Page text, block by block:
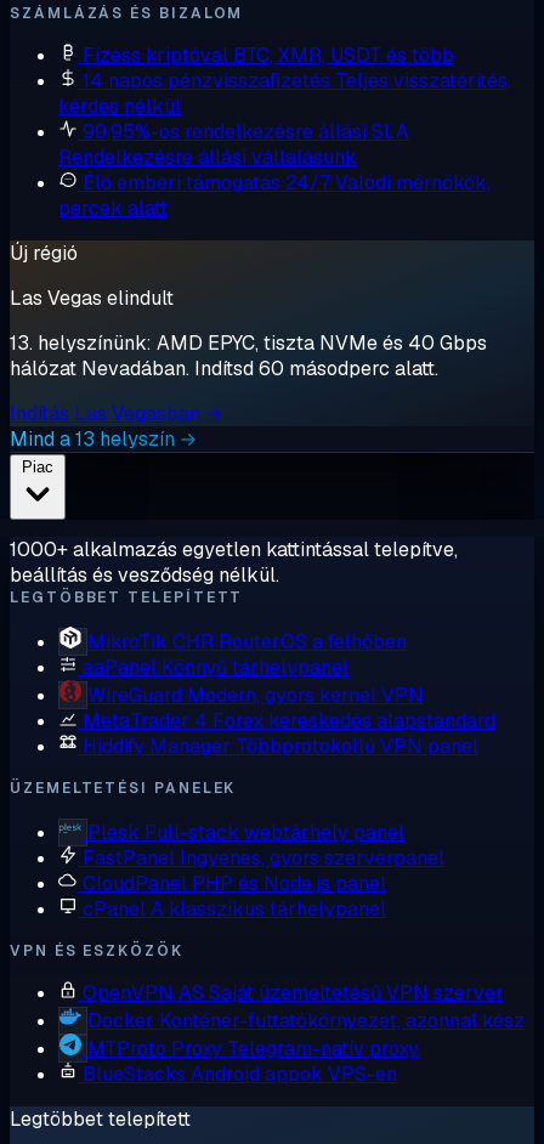
SZÁMLÁZÁS ÉS BIZALOM
Fizess kriptóval BTC, XMR, USDT és több
14 napos pénzvisszafizetés Teljes visszatérítés,
kérdés nélkül
99,95%-os rendelkezésre állási SLA
Rendelkezésre állási vállalásunk
Élő emberi támogatás 24/7Valódi mérnökök,
percek alatt
Új régió
Las Vegas elindult
13. helyszínünk: AMD EPYC, tiszta NVMe és 40 Gbps
hálózat Nevadában. Indítsd 60 másodperc alatt.
Indítás Las Vegasban →
Mind a 13 helyszín →
1000+ alkalmazás egyetlen kattintással telepítve,
beállítás és vesződség nélkül.
LEGTÖBBET TELEPÍTETT
MikroTik CHR RouterOS a felhőben
aaPanel Könnyű tárhelypanel
WireGuard Modern, gyors kernel VPN
MetaTrader 4 Forex kereskedés alapstandard
Hiddify Manager Többprotokollú VPN panel
ÜZEMELTETÉSI PANELEK
Plesk Full-stack webtárhely panel
FastPanel Ingyenes, gyors szerverpanel
CloudPanel PHP és Node.js panel
cPanelA klasszikus tárhelypanel
VPN ÉS ESZKÖZÖK
OpenVPN AS Saját üzemeltetésű VPN szerver
Docker Konténer-futtatókörnyezet, azonnal kész
MTProto Proxy Telegram-natív proxy
BlueStacks Android appok VPS-en
Legtöbbet telepített